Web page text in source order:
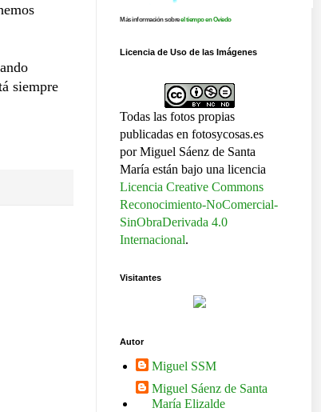
siempre
Más información sobreel tiempo en Oviedo
Licencia de Uso de las Imágenes
Todas las fotos propias
publicadas en fotosycosas.es
por Miguel Sáenz de Santa
María están bajo una licencia
Licencia Creative Commons
Reconocimiento-NoComercial-
SinObraDerivada 4.0
Internacional.
Visitantes
Autor
Miguel SSM
Miguel Sáenz de Santa
María Elizalde